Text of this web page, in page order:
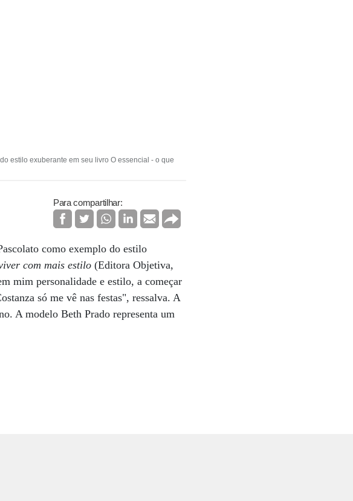
estilo exuberante em seu livro O essencial - o que
Para compartilhar:
como exemplo do estilo
com mais estilo(Editora Objetiva,
mim personalidade e estilo, a começar
só me vê nas festas", ressalva. A
A modelo Beth Prado representa um